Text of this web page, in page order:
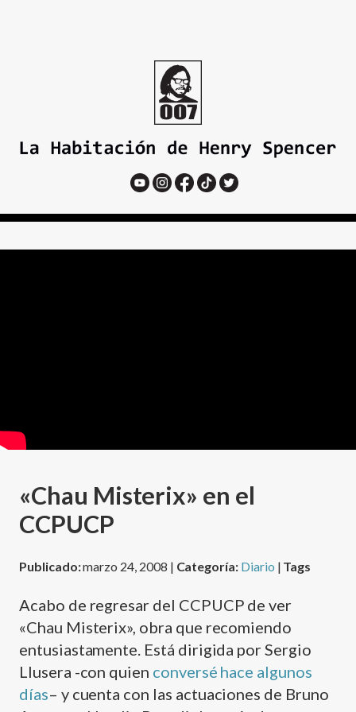
«Chau Misterix» en el
CCPUCP
Publicado:marzo 24, 2008 | Categoría: Diario | Tags
Acabo de regresar del CCPUCP de ver
«Chau Misterix», obra que recomiendo
entusiastamente. Está dirigida por Sergio
Llusera -con quien conversé hace algunos
dí­as– y cuenta con las actuaciones de Bruno